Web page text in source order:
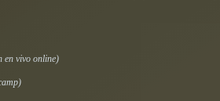
en vivo online)